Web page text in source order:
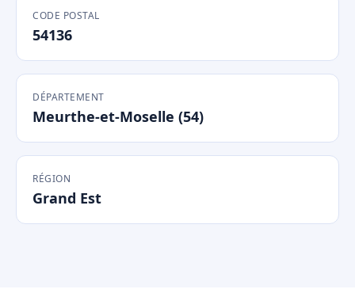
CODE POSTAL
54136
DÉPARTEMENT
Meurthe-et-Moselle (54)
RÉGION
Grand Est